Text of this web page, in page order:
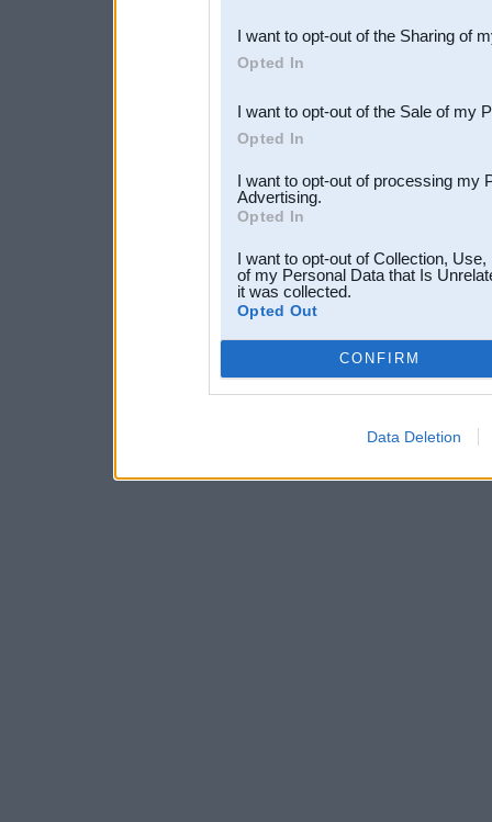
Downstream Participants
third parties.
I want to opt-out of the Sharing of
Opted In
I want to opt-out of the Sale of my
Opted In
I want to opt-out of processing my
Advertising.
Opted In
I want to opt-out of Collection,
of my Personal Data that Is
it was collected.
Opted Out
CONFIRM
Data Deletion